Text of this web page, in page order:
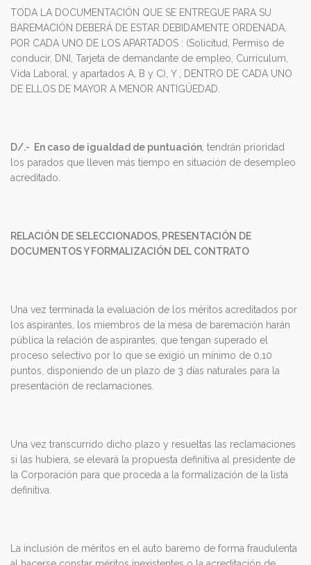
TODA LA DOCUMENTACIÓN QUE SE ENTREGUE PARA SU
BAREMACIÓN DEBERÁ DE ESTAR DEBIDAMENTE ORDENADA,
POR CADA UNO DE LOS APARTADOS : (Solicitud, Permiso de
conducir, DNI, Tarjeta de demandante de empleo, Curriculum,
Vida Laboral, y apartados A, B y C), Y , DENTRO DE CADA UNO
DE ELLOS DE MAYOR A MENOR ANTIGÜEDAD.
D/.- En caso de igualdad de puntuación , tendrán prioridad
los parados que lleven más tiempo en situación de desempleo
acreditado.
RELACIÓN DE SELECCIONADOS, PRESENTACIÓN DE
DOCUMENTOS Y FORMALIZACIÓN DEL CONTRATO
Una vez terminada la evaluación de los méritos acreditados por
los aspirantes, los miembros de la mesa de baremación harán
pública la relación de aspirantes, que tengan superado el
proceso selectivo por lo que se exigió un mínimo de 0,10
puntos, disponiendo de un plazo de 3 días naturales para la
presentación de reclamaciones.
Una vez transcurrido dicho plazo y resueltas las reclamaciones
si las hubiera, se elevará la propuesta definitiva al presidente de
la Corporación para que proceda a la formalización de la lista
definitiva.
La inclusión de méritos en el auto baremo de forma fraudulenta